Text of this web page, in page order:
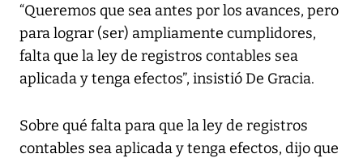
“Queremos que sea antes por los avances, pero
para lograr (ser) ampliamente cumplidores,
falta que la ley de registros contables sea
aplicada y tenga efectos”, insistió De Gracia.
Sobre qué falta para que la ley de registros
contables sea aplicada y tenga efectos, dijo que